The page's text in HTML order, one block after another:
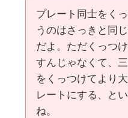
プレート同士をく
うのはさっきと同
だよ。ただくっつ
すんじゃなくて、
をくっつけてより
レートにする、と
ね。